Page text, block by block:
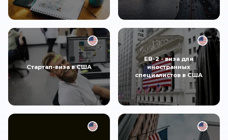
Стартап-виза в США
EB-2 - виза для
иностранных
специалистов в США